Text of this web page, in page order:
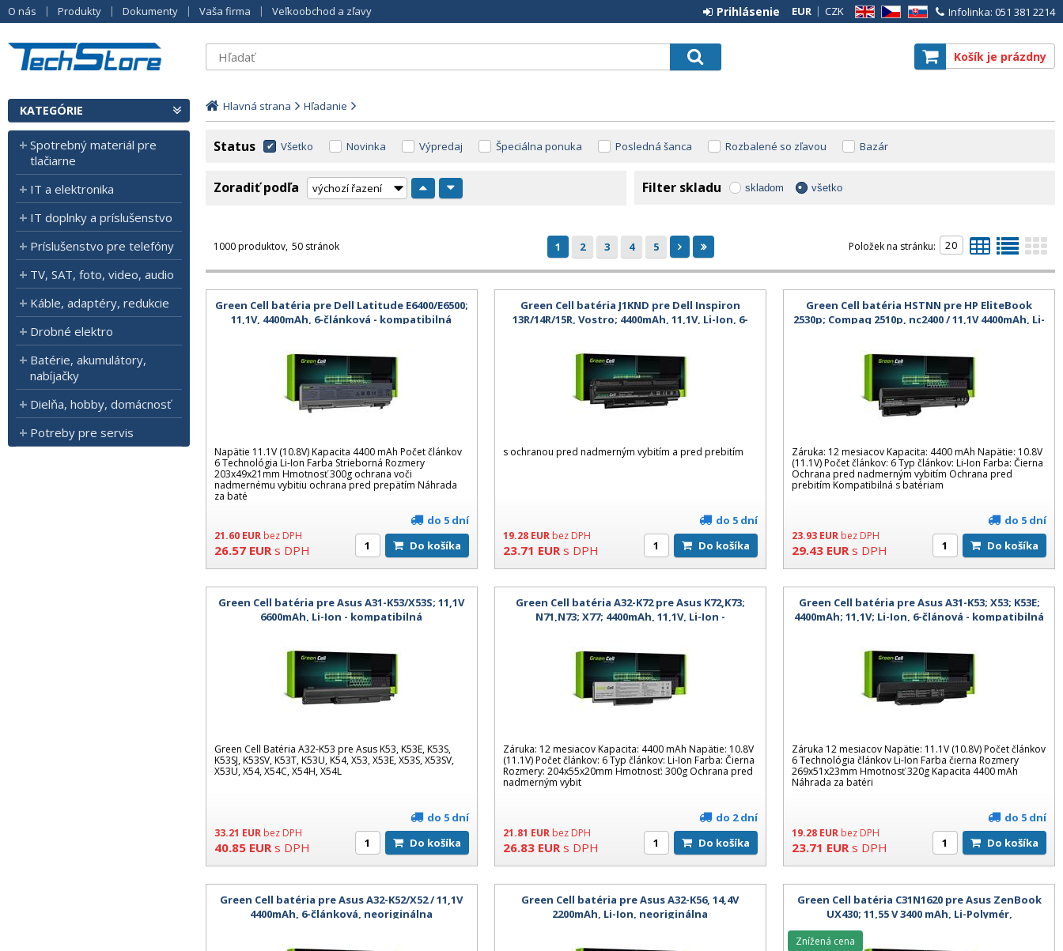
O nás Produkty Dokumenty Vaša firma Veľkoobchod a zľavy Infolinka: 051 381 2214
EN CZ SK
EUR CZK
Prihlásenie
Košík je prázdny
KATEGÓRIE
Spotrebný materiál pre
tlačiarne
IT a elektronika
IT doplnky a príslušenstvo
Príslušenstvo pre telefóny
TV, SAT, foto, video, audio
Káble, adaptéry, redukcie
Drobné elektro
Batérie, akumulátory,
nabíjačky
Dielňa, hobby, domácnosť
Potreby pre servis
Hlavná strana Hľadanie
Status Všetko Novinka Výpredaj Špeciálna ponuka Posledná šanca Rozbalené so zľavou Bazár
Zoradiť podľa Filter skladu skladom všetko
1000 produktov 50 stránok 1 2 3 4 5 Položek na stránku:
Green Cell batéria pre Dell Latitude E6400/E6500;
11,1V, 4400mAh, 6-článková - kompatibilná
Napätie 11.1V (10.8V) Kapacita 4400 mAh Počet článkov
6 Technológia Li-Ion Farba Strieborná Rozmery
203x49x21mm Hmotnosť 300g ochrana voči
nadmernému vybitiu ochrana pred prepätím Náhrada
za baté
21.60 EUR bez DPH
26.57 EUR s DPH
do 5 dní
Do košíka
Green Cell batéria J1KND pre Dell Inspiron
13R/14R/15R, Vostro; 4400mAh, 11,1V, Li-Ion, 6-
s ochranou pred nadmerným vybitím a pred prebitím
19.28 EUR bez DPH
23.71 EUR s DPH
do 5 dní
Do košíka
Green Cell batéria HSTNN pre HP EliteBook
2530p; Compaq 2510p, nc2400 / 11,1V 4400mAh, Li-
Záruka: 12 mesiacov Kapacita: 4400 mAh Napätie: 10.8V
(11.1V) Počet článkov: 6 Typ článkov: Li-Ion Farba: Čierna
Ochrana pred nadmerným vybitím Ochrana pred
prebitím Kompatibilná s batériam
23.93 EUR bez DPH
29.43 EUR s DPH
do 5 dní
Do košíka
Green Cell batéria pre Asus A31-K53/X53S; 11,1V
6600mAh, Li-Ion - kompatibilná
Green Cell Batéria A32-K53 pre Asus K53, K53E, K53S,
K53SJ, K53SV, K53T, K53U, K54, X53, X53E, X53S, X53SV,
X53U, X54, X54C, X54H, X54L
33.21 EUR bez DPH
40.85 EUR s DPH
do 5 dní
Do košíka
Green Cell batéria A32-K72 pre Asus K72,K73;
N71,N73; X77; 4400mAh, 11,1V, Li-Ion -
Záruka: 12 mesiacov Kapacita: 4400 mAh Napätie: 10.8V
(11.1V) Počet článkov: 6 Typ článkov: Li-Ion Farba: Čierna
Rozmery: 204x55x20mm Hmotnosť: 300g Ochrana pred
nadmerným vybit
21.81 EUR bez DPH
26.83 EUR s DPH
do 2 dní
Do košíka
Green Cell batéria pre Asus A31-K53; X53; K53E;
4400mAh; 11,1V; Li-Ion, 6-článová - kompatibilná
Záruka 12 mesiacov Napätie: 11.1V (10.8V) Počet článkov
6 Technológia článkov Li-Ion Farba čierna Rozmery
269x51x23mm Hmotnosť 320g Kapacita 4400 mAh
Náhrada za batéri
19.28 EUR bez DPH
23.71 EUR s DPH
do 5 dní
Do košíka
Green Cell batéria pre Asus A32-K52/X52 / 11,1V
4400mAh, 6-článková, neoriginálna
Green Cell batéria pre Asus A32-K56, 14,4V
2200mAh, Li-Ion, neoriginálna
Green Cell batéria C31N1620 pre Asus ZenBook
UX430; 11,55 V 3400 mAh, Li-Polymér,
Znížená cena